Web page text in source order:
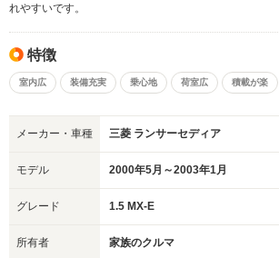
れやすいです。
特徴
室内広 装備充実 乗心地 荷室広 積載が楽
メーカー・車種 三菱 ランサーセディア
モデル 2000年5月～2003年1月
グレード 1.5 MX-E
所有者 家族のクルマ